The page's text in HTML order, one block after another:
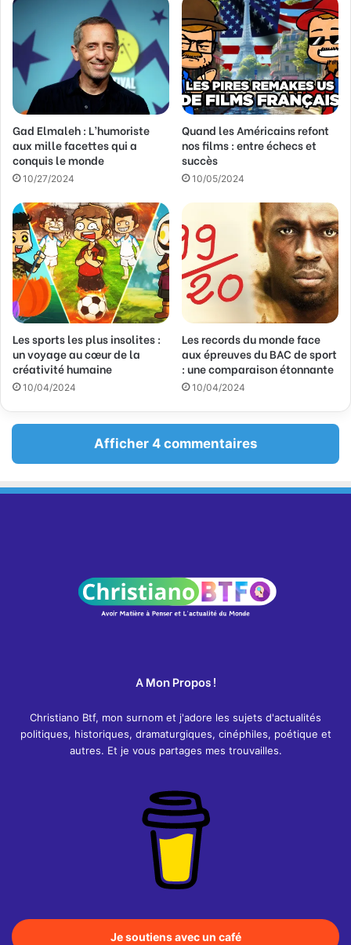
Gad Elmaleh : L’humoriste
aux mille facettes qui a
conquis le monde
10/27/2024
Quand les Américains refont
nos films : entre échecs et
succès
10/05/2024
Les sports les plus insolites :
un voyage au cœur de la
créativité humaine
10/04/2024
Les records du monde face
aux épreuves du BAC de sport
: une comparaison étonnante
10/04/2024
Afficher 4 commentaires
A Mon Propos !
Christiano Btf, mon surnom et j'adore les sujets d'actualités
politiques, historiques, dramaturgiques, cinéphiles, poétique et
autres. Et je vous partages mes trouvailles.
Je soutiens avec un café